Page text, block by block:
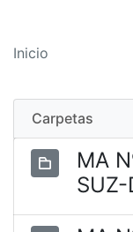
Inicio
Carpetas
MA